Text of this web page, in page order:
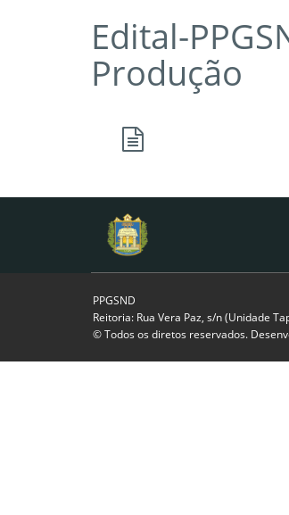
Edital-
Produção
PPGSND
Reitoria: Rua Vera Paz, s/n (Unidade
© Todos os diretos reservados.